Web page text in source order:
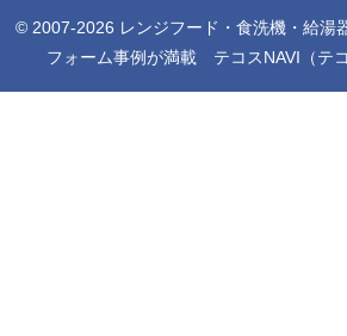
© 2007-2026 レンジフード・食洗機・給湯
フォーム事例が満載 テコスNAVI（テ